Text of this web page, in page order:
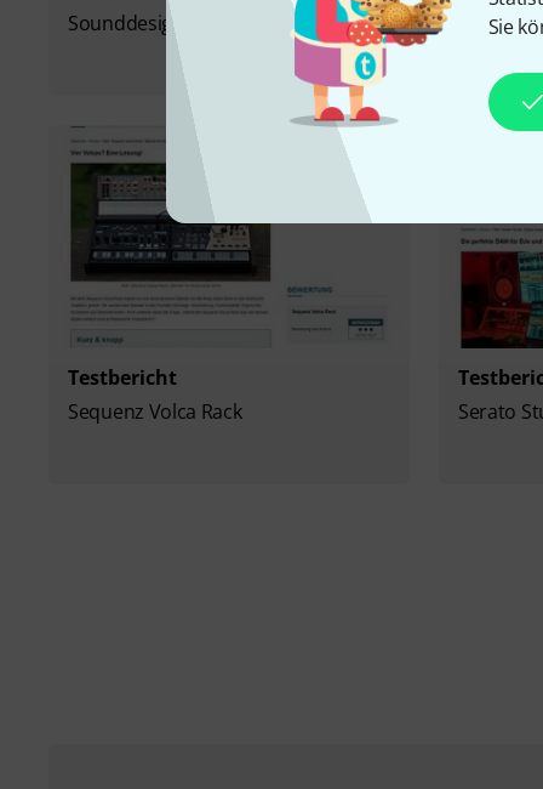
Sie
Sounddesign am Nord Stage 4
MB
Testbericht
Sequenz Volca Rack
Serato